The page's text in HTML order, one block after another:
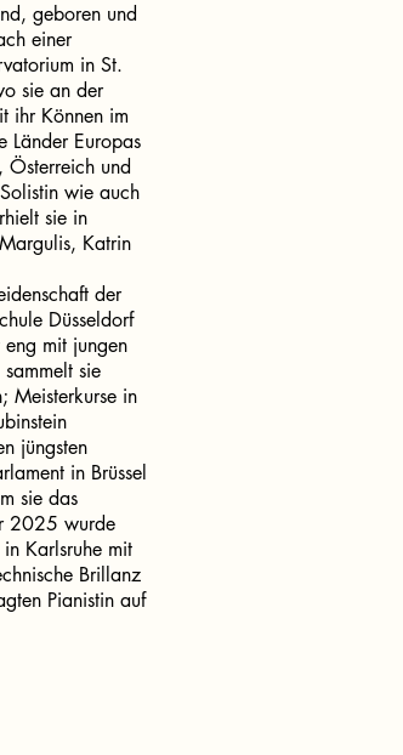
geboren und
einer
in St.
sie an der
ihr Können im
Länder Europas
und
wie auch
sie in
Katrin
der
Düsseldorf
mit jungen
sie
Meisterkurse in
jüngsten
in Brüssel
sie das
2025 wurde
Karlsruhe mit
Brillanz
Pianistin auf